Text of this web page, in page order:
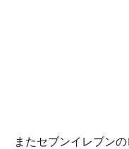
またセブンイレブン